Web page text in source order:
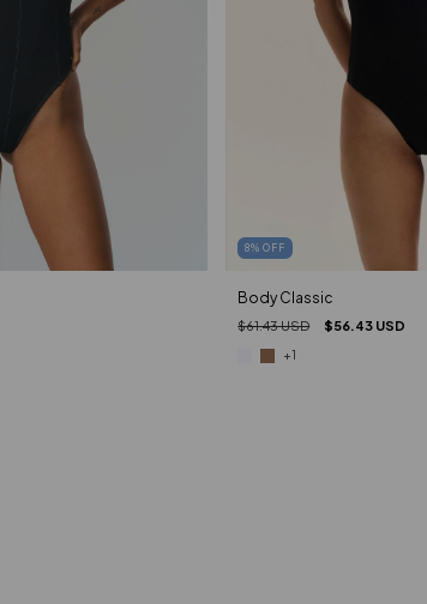
8%OFF
Body Classic
$61.43 USD $56.43 USD
+1